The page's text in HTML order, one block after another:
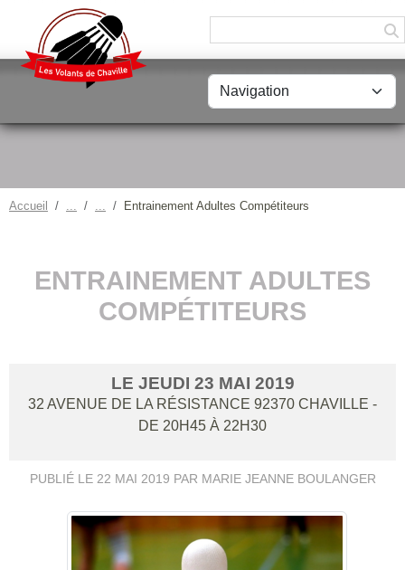
Accueil Entrainement Adultes Compétiteurs
ENTRAINEMENT ADULTES
COMPÉTITEURS
LE JEUDI 23 MAI 2019
32 AVENUE DE LA RÉSISTANCE 92370 CHAVILLE -
DE 20H45 À 22H30
PUBLIÉ LE 22 MAI 2019 PAR MARIE JEANNE BOULANGER
Panneau de gestion des cookies